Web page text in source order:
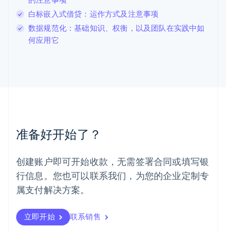
白标嵌入式借贷：运作方式及注意事项
数据规范化：基础知识、权衡，以及团队在实践中如
何应用它
准备好开始了？
创建账户即可开始收款，无需签署合同或填写银
行信息。您也可以联系我们，为您的企业定制专
属支付解决方案。
立即开始 联系销售
卢森堡
Français DeutschEnglish
罗马尼亚
English
挪威
葡萄牙
Português English
日本
日本語English
瑞典
瑞士
DeutschFrançais